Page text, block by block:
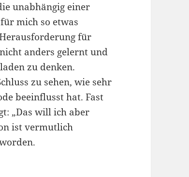
unabhängig einer
mich so etwas
für
anders gelernt und
zu denken.
zu sehen, wie sehr
beeinflusst hat. Fast
„Das will ich aber
ist vermutlich